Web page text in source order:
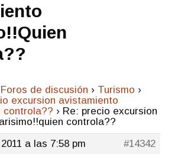
Foros de discusión › Turismo ›
excursion avistamiento
controla?? › Re: precio excursion
controla??
a las 7:58 pm
#14342